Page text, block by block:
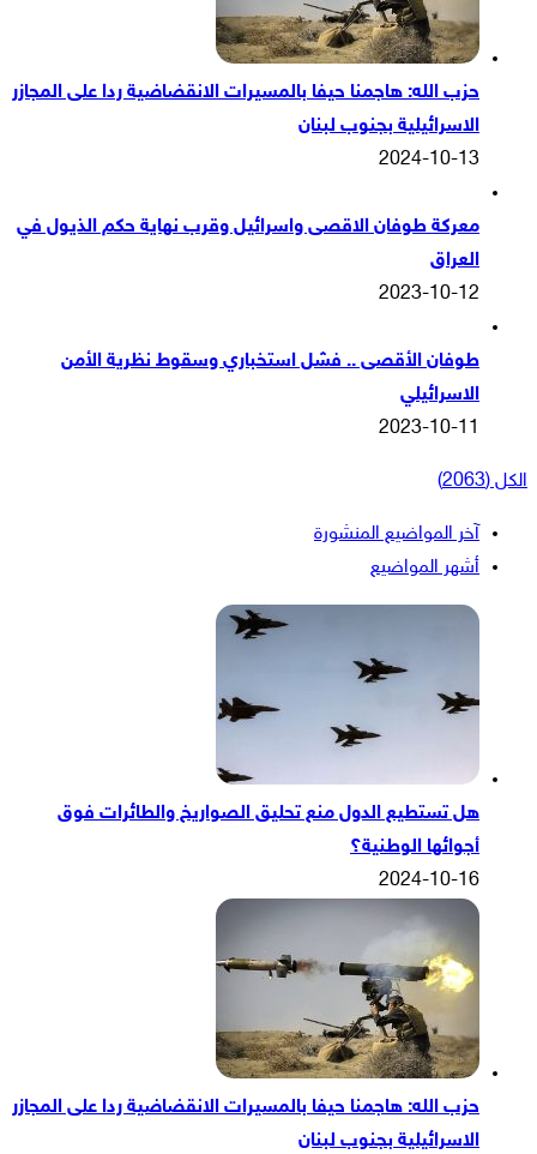
حزب الله: هاجمنا حيفا بالمسيرات الانقضاضية ردا على المجازر
الاسرائيلية بجنوب لبنان
2024-10-13
معركة طوفان الاقصى واسرائيل وقرب نهاية حكم الذيول في
العراق
2023-10-12
طوفان الأقصى .. فشل استخباري وسقوط نظرية الأمن
الاسرائيلي
2023-10-11
الكل (2063)
آخر المواضيع المنشورة
أشهر المواضيع
هل تستطيع الدول منع تحليق الصواريخ والطائرات فوق
أجوائها الوطنية؟
2024-10-16
حزب الله: هاجمنا حيفا بالمسيرات الانقضاضية ردا على المجازر
الاسرائيلية بجنوب لبنان